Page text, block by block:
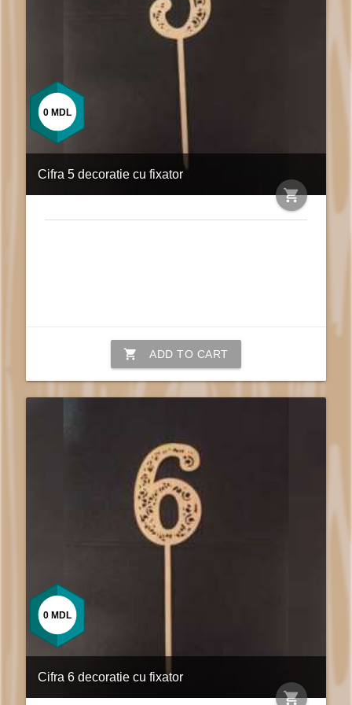
Cifra 5 decoratie cu fixator
shopping_cart
0 MDL
shopping_cart ADD TO CART
Cifra 6 decoratie cu fixator
shopping_cart
0 MDL